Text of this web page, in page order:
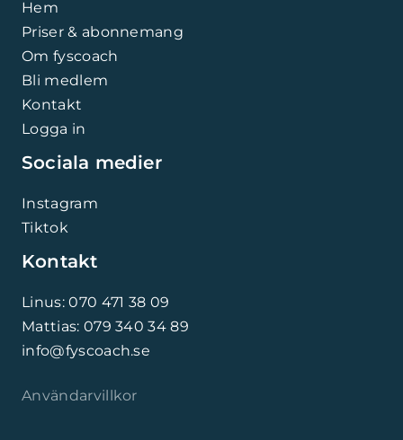
Hem
Priser & abonnemang
Om fyscoach
Bli medlem
Kontakt
Logga in
Sociala medier
Instagram
Tiktok
Kontakt
Linus: 070 471 38 09
Mattias: 079 340 34 89
info@fyscoach.se
Användarvillkor